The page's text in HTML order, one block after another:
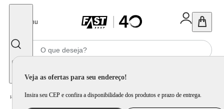
Menu
Veja as ofertas para seu endereço!
Insira seu CEP e confira a disponibilidade dos produtos e prazo de entrega.
Home Móveis e Decoração / Decoração / Tapete, Carpete e Capacho / Tapete Orgânico Nuvola Bean Bege